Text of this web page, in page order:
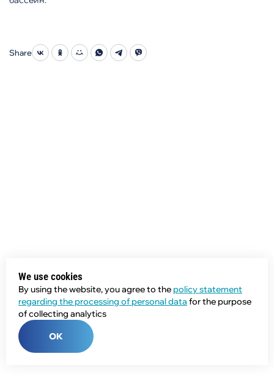
Share
We use cookies
By using the website, you agree to the policy statement
regarding the processing of personal data for the purpose
of collecting analytics
OK